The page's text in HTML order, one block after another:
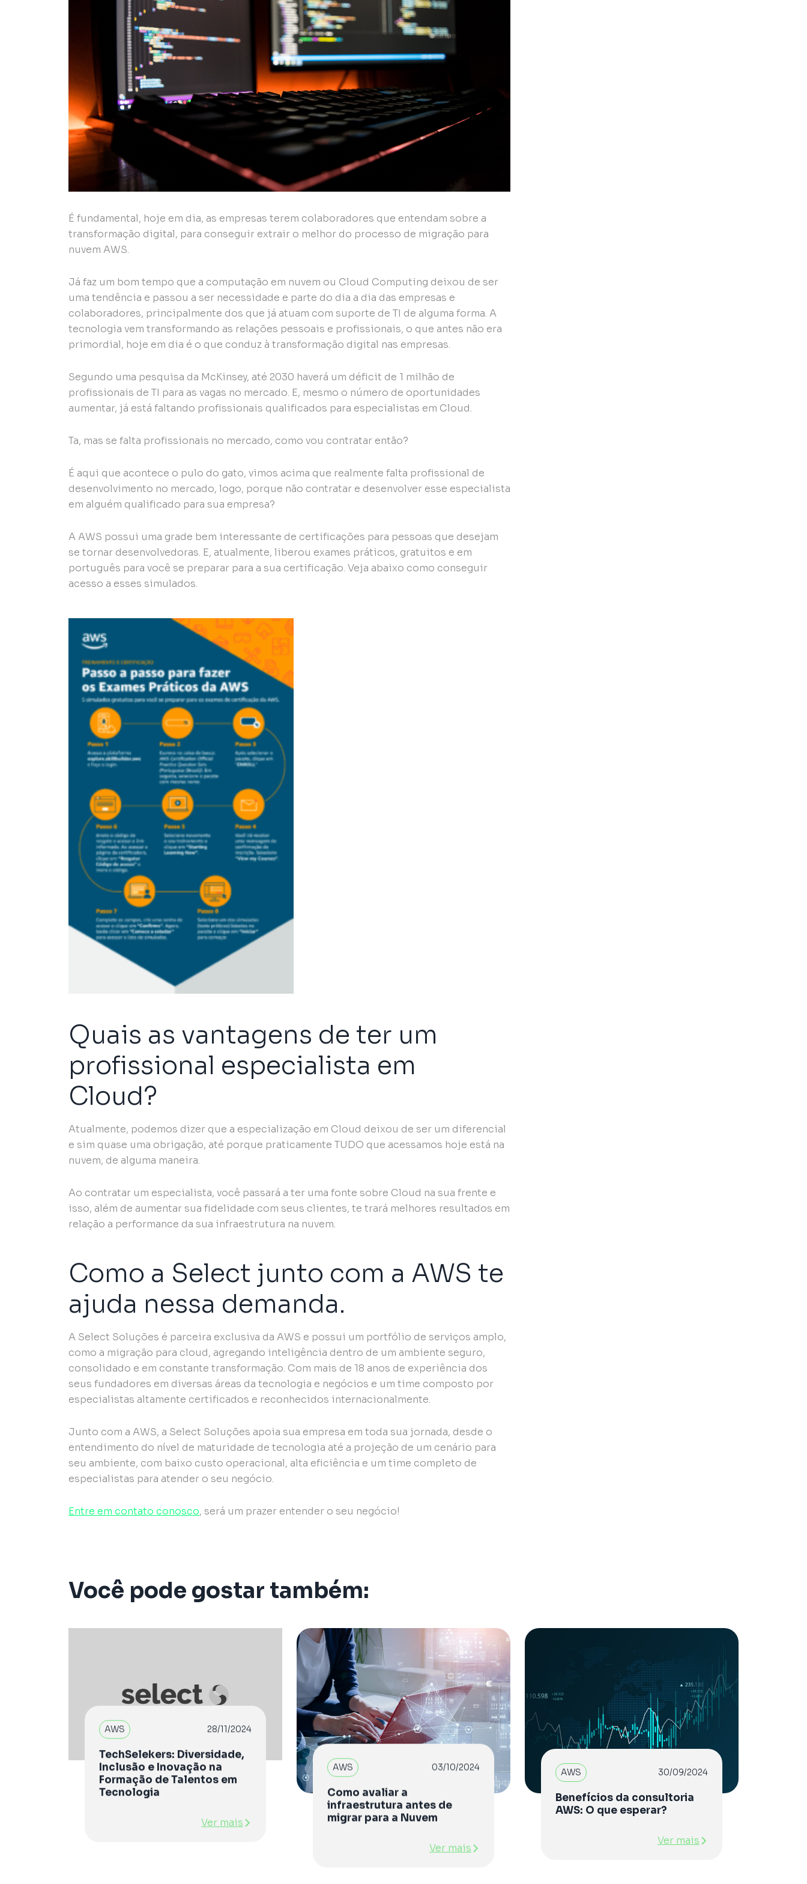
É fundamental, hoje em dia, as empresas terem colaboradores que entendam sobre a
transformação digital, para conseguir extrair o melhor do processo de migração para
nuvem AWS.
Já faz um bom tempo que a computação em nuvem ou Cloud Computing deixou de ser
uma tendência e passou a ser necessidade e parte do dia a dia das empresas e
colaboradores, principalmente dos que já atuam com suporte de TI de alguma forma. A
tecnologia vem transformando as relações pessoais e profissionais, o que antes não era
primordial, hoje em dia é o que conduz à transformação digital nas empresas.
Segundo uma pesquisa da McKinsey, até 2030 haverá um déficit de 1 milhão de
profissionais de TI para as vagas no mercado. E, mesmo o número de oportunidades
aumentar, já está faltando profissionais qualificados para especialistas em Cloud.
Ta, mas se falta profissionais no mercado, como vou contratar então?
É aqui que acontece o pulo do gato, vimos acima que realmente falta profissional de
desenvolvimento no mercado, logo, porque não contratar e desenvolver esse especialista
em alguém qualificado para sua empresa?
A AWS possui uma grade bem interessante de certificações para pessoas que desejam
se tornar desenvolvedoras. E, atualmente, liberou exames práticos, gratuitos e em
português para você se preparar para a sua certificação. Veja abaixo como conseguir
acesso a esses simulados.
Quais as vantagens de ter um
profissional especialista em
Cloud?
Atualmente, podemos dizer que a especialização em Cloud deixou de ser um diferencial
e sim quase uma obrigação, até porque praticamente TUDO que acessamos hoje está na
nuvem, de alguma maneira.
Ao contratar um especialista, você passará a ter uma fonte sobre Cloud na sua frente e
isso, além de aumentar sua fidelidade com seus clientes, te trará melhores resultados em
relação a performance da sua infraestrutura na nuvem.
Como a Select junto com a AWS te
ajuda nessa demanda.
A Select Soluções é parceira exclusiva da AWS e possui um portfólio de serviços amplo,
como a migração para cloud, agregando inteligência dentro de um ambiente seguro,
consolidado e em constante transformação. Com mais de 18 anos de experiência dos
seus fundadores em diversas áreas da tecnologia e negócios e um time composto por
especialistas altamente certificados e reconhecidos internacionalmente.
Junto com a AWS, a Select Soluções apoia sua empresa em toda sua jornada, desde o
entendimento do nível de maturidade de tecnologia até a projeção de um cenário para
seu ambiente, com baixo custo operacional, alta eficiência e um time completo de
especialistas para atender o seu negócio.
Entre em contato conosco, será um prazer entender o seu negócio!
Você pode gostar também:
AWS 28/11/2024
TechSelekers: Diversidade,
Inclusão e Inovação na
Formação de Talentos em
Tecnologia
Ver mais
AWS 03/10/2024
Como avaliar a
infraestrutura antes de
migrar para a Nuvem
Ver mais
AWS 30/09/2024
Benefícios da consultoria
AWS: O que esperar?
Ver mais